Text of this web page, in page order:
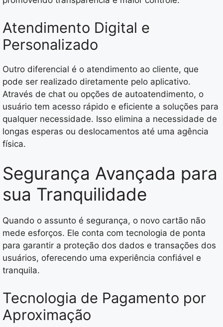
Atendimento Digital e
Personalizado
Outro diferencial é o atendimento ao cliente, que
pode ser realizado diretamente pelo aplicativo.
Através de chat ou opções de autoatendimento, o
usuário tem acesso rápido e eficiente a soluções para
qualquer necessidade. Isso elimina a necessidade de
longas esperas ou deslocamentos até uma agência
física.
Segurança Avançada para
sua Tranquilidade
Quando o assunto é segurança, o novo cartão não
mede esforços. Ele conta com tecnologia de ponta
para garantir a proteção dos dados e transações dos
usuários, oferecendo uma experiência confiável e
tranquila.
Tecnologia de Pagamento por
Aproximação